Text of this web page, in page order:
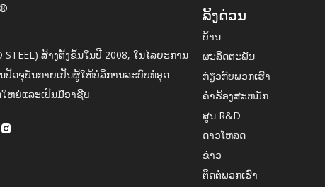
STEEL) ສ້າງຕັ້ງຂຶ້ນໃນປີ 2008, ໃນໄລຍະການ
ປັດຈຸບັນກາຍເປັນຜູ້ໃຫ້ບໍລິການລະບົບທໍ່ອຸດ
ຫຍ່ແລະເປັນມືອາຊີບ.
ລິ້ງດ່ວນ
ບ້ານ
ຜະລິດຕະພັນ
ກ່ຽວກັບພວກເຮົາ
ຄໍາຮ້ອງສະຫມັກ
ສູນ R&D
ດາວໂຫລດ
ຂ່າວ
ຕິດຕໍ່ພວກເຮົາ